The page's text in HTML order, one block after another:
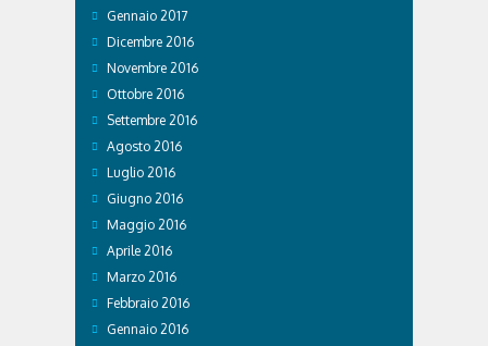
Gennaio 2017
Dicembre 2016
Novembre 2016
Ottobre 2016
Settembre 2016
Agosto 2016
Luglio 2016
Giugno 2016
Maggio 2016
Aprile 2016
Marzo 2016
Febbraio 2016
Gennaio 2016